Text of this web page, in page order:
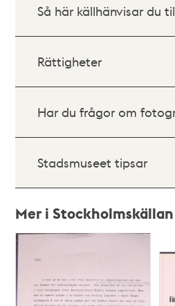
Så här källhänvisar du
Rättigheter
Har du frågor om
Stadsmuseet tipsar
Mer i Stockholmskällan
Relaterade
poster
teman